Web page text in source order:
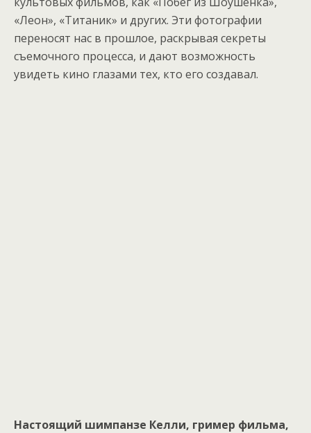
«Леон», «Титаник» и других. Эти фотографии
переносят нас в прошлое, раскрывая секреты
съемочного процесса, и дают возможность
увидеть кино глазами тех, кто его создавал.
Настоящий шимпанзе Келли, гример фильма,